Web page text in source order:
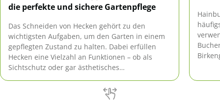
die perfekte und sichere Gartenpflege
Das Schneiden von Hecken gehört zu den
wichtigsten Aufgaben, um den Garten in einem
gepflegten Zustand zu halten. Dabei erfüllen
Hecken eine Vielzahl an Funktionen – ob als
Sichtschutz oder gar ästhetisches
Zeitpunkt zum Schneiden? Welche Werkzeuge
eignen sich am besten und wie lassen sich auch